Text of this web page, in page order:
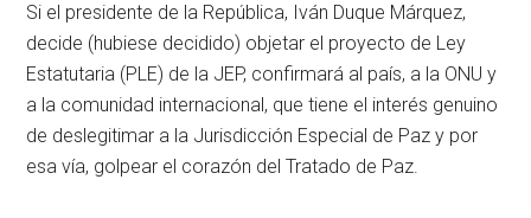
Si el presidente de la República, Iván Duque Márquez,
decide (hubiese decidido) objetar el proyecto de Ley
Estatutaria (PLE) de la JEP, confirmará al país, a la ONU y
a la comunidad internacional, que tiene el interés genuino
de deslegitimar a la Jurisdicción Especial de Paz y por
esa vía, golpear el corazón del Tratado de Paz.